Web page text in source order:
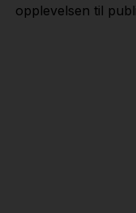
opplevelsen til